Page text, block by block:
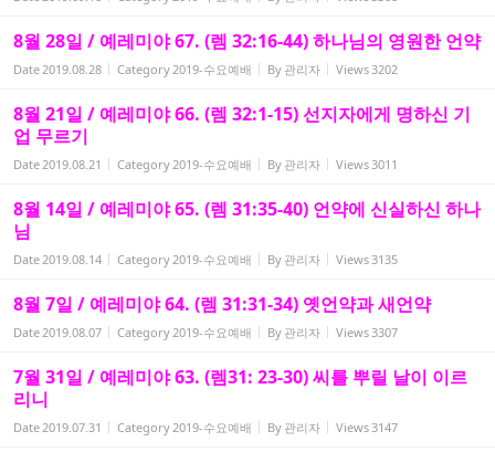
8월 28일 / 예레미야 67. (렘 32:16-44) 하나님의 영원한 언약
Date2019.08.28 Category2019-수요예배 By 관리자 Views3202
8월 21일 / 예레미야 66. (렘 32:1-15) 선지자에게 명하신 기
업 무르기
Date2019.08.21 Category2019-수요예배 By 관리자 Views3011
8월 14일 / 예레미야 65. (렘 31:35-40) 언약에 신실하신 하나
님
Date2019.08.14 Category2019-수요예배 By 관리자 Views3135
8월 7일 / 예레미야 64. (렘 31:31-34) 옛언약과 새언약
Date2019.08.07 Category2019-수요예배 By 관리자 Views3307
7월 31일 / 예레미야 63. (렘31: 23-30) 씨를 뿌릴 날이 이르
리니
Date2019.07.31 Category2019-수요예배 By 관리자 Views3147